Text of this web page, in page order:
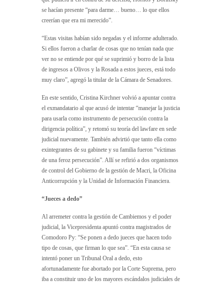
se hacían presente “para darme… bueno… lo que ellos
creerían que era mi merecido”.
“Estas visitas habían sido negadas y el informe adulterado.
Si ellos fueron a charlar de cosas que no tenían nada que
ver no se entiende por qué se suprimió y borro de la lista
de ingresos a Olivos y la Rosada a estos jueces, está todo
muy claro”, agregó la titular de la Cámara de Senadores.
En este sentido, Cristina Kirchner volvió a apuntar contra
el exmandatario al que acusó de intentar “manejar la justicia
para usarla como instrumento de persecución contra la
dirigencia política”, y retomó su teoría del lawfare en sede
judicial nuevamente. También advirtió que tanto ella como
exintegrantes de su gabinete y su familia fueron “víctimas
de una feroz persecución”. Allí se refirió a dos organismos
de control del Gobierno de la gestión de Macri, la Oficina
Anticorrupción y la Unidad de Información Financiera.
“Jueces a dedo”
Al arremeter contra la gestión de Cambiemos y el poder
judicial, la Vicepresidenta apuntó contra magistrados de
Comodoro Py: “Se ponen a dedo jueces que hacen todo
tipo de cosas, que firman lo que sea”. “En esta causa se
intentó poner un Tribunal Oral a dedo, esto
afortunadamente fue abortado por la Corte Suprema, pero
iba a constituir uno de los mayores escándalos judiciales de